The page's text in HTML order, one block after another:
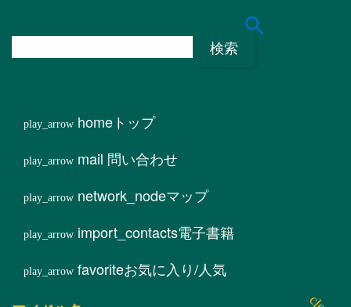
home トップ
mail 問い合わせ
network_nodeマップ
import_contacts電子書籍
favoriteお気に入り/人気